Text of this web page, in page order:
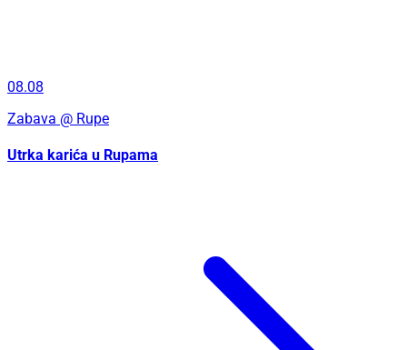
08.08
Zabava @ Rupe
Utrka karića u Rupama